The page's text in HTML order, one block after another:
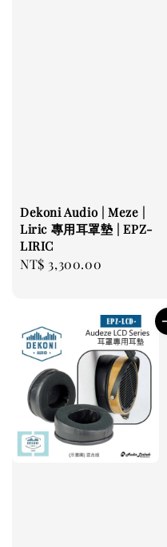
Dekoni Audio | Meze |
Liric 專用耳罩墊 | EPZ-
LIRIC
Regular
NT$ 3,300.00